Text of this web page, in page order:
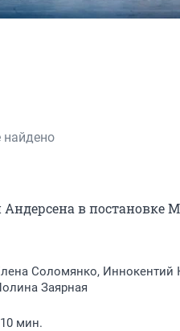
в постановке
Соломянко, Иннокентий
Заярная
мин.